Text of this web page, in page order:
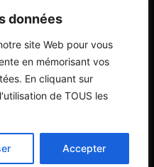
données
site Web pour vous
en mémorisant vos
En cliquant sur
de TOUS les
Accepter
Mentions Légales